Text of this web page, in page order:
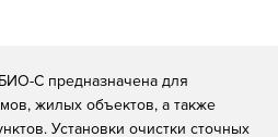
С предназначена для
жилых объектов, а также
Установки очистки сточных